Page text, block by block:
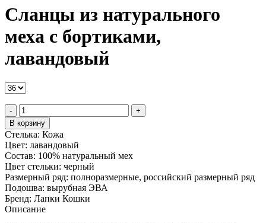
Сланцы из натурального
меха с бортиками,
лавандовый
-
+
В корзину
Стелька: Кожа
Цвет: лавандовый
Состав: 100% натуральный мех
Цвет стельки: черный
Размерный ряд: полноразмерные, российский размерный ряд
Подошва: вырубная ЭВА
Бренд: Лапки Кошки
Описание